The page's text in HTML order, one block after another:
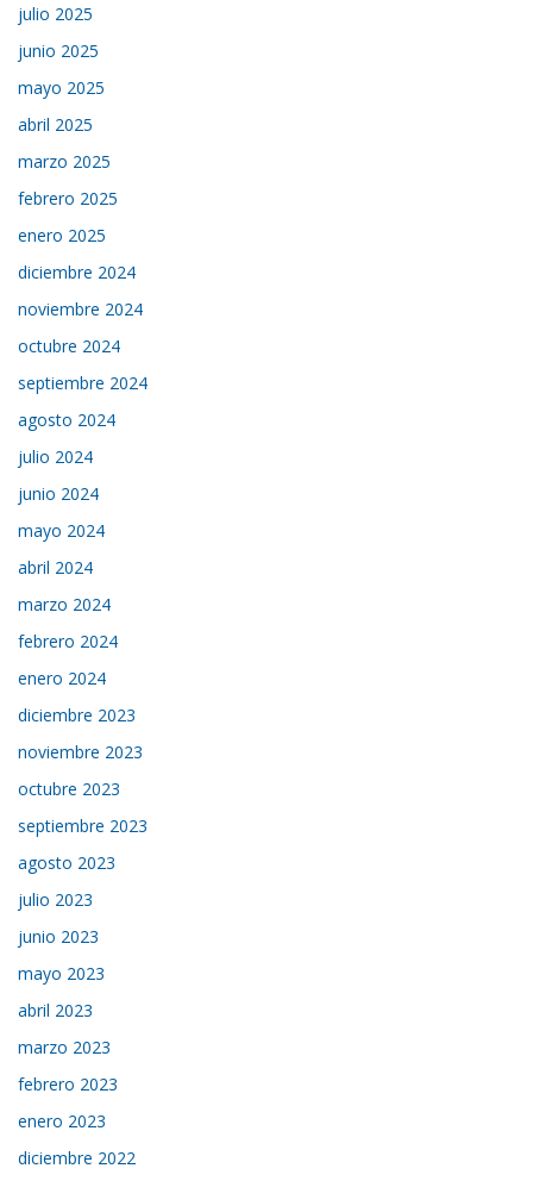
julio 2025
junio 2025
mayo 2025
abril 2025
marzo 2025
febrero 2025
enero 2025
diciembre 2024
noviembre 2024
octubre 2024
septiembre 2024
agosto 2024
julio 2024
junio 2024
mayo 2024
abril 2024
marzo 2024
febrero 2024
enero 2024
diciembre 2023
noviembre 2023
octubre 2023
septiembre 2023
agosto 2023
julio 2023
junio 2023
mayo 2023
abril 2023
marzo 2023
febrero 2023
enero 2023
diciembre 2022